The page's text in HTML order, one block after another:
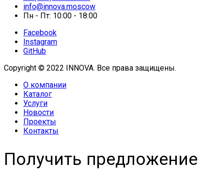
info@innova.moscow
Пн - Пт: 10:00 - 18:00
Facebook
Instagram
GitHub
Copyright © 2022 INNOVA. Все права защищены.
О компании
Каталог
Услуги
Новости
Проекты
Контакты
Получить предложение